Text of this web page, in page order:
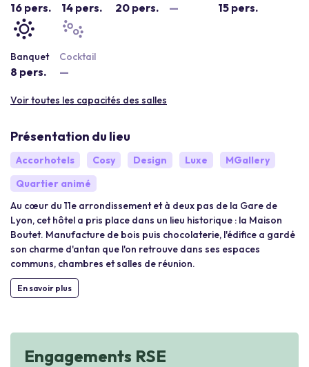
16 pers. 14 pers. 20 pers. — 15 pers.
Banquet
8 pers.
Cocktail
—
Voir toutes les capacités des salles
Présentation du lieu
Accorhotels Cosy Design Luxe
MGallery
Quartier animé
Au cœur du 11e arrondissement et à deux pas de la Gare de
Lyon, cet hôtel a pris place dans un lieu historique : la Maison
Boutet. Manufacture de bois puis chocolaterie, l'édifice a gardé
son charme d'antan que l'on retrouve dans ses espaces
communs, chambres et salles de réunion.
En savoir plus
Engagements RSE